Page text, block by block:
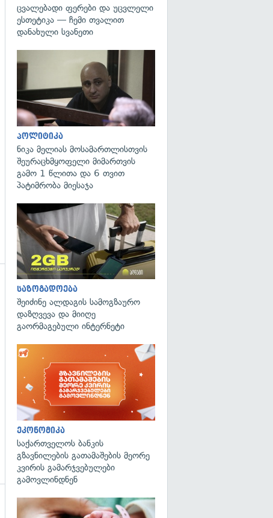
გადახედვა
ცვალებადი ფერები და უცვლელი
ესთეტიკა — ჩემი თვალით
დანახული სვანეთი
პოლიტიკა
ნიკა მელიას მოსამართლისთვის
შეურაცხმყოფელი მიმართვის
გამო 1 წლითა და 6 თვით
პატიმრობა მიესაჯა
საზოგადოება
შეიძინე ალდაგის სამოგზაურო
დაზღვევა და მიიღე
გაორმაგებული ინტერნეტი
ეკონომიკა
საქართველოს ბანკის
გზავნილების გათამაშების მეორე
კვირის გამარჯვებულები
გამოვლინდნენ